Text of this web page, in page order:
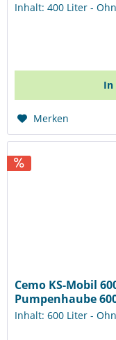
Inhalt: 400 Liter -
In
Merken
Cemo KS-Mobil
Pumpenhaube
Inhalt: 600 Liter -